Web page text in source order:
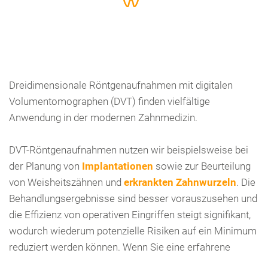
Dreidimensionale Röntgenaufnahmen mit digitalen
Volumentomographen (DVT) finden vielfältige
Anwendung in der modernen Zahnmedizin.
DVT-Röntgenaufnahmen nutzen wir beispielsweise bei
der Planung von Implantationen sowie zur Beurteilung
von Weisheitszähnen und erkrankten Zahnwurzeln. Die
Behandlungsergebnisse sind besser vorauszusehen und
die Effizienz von operativen Eingriffen steigt signifikant,
wodurch wiederum potenzielle Risiken auf ein Minimum
reduziert werden können. Wenn Sie eine erfahrene